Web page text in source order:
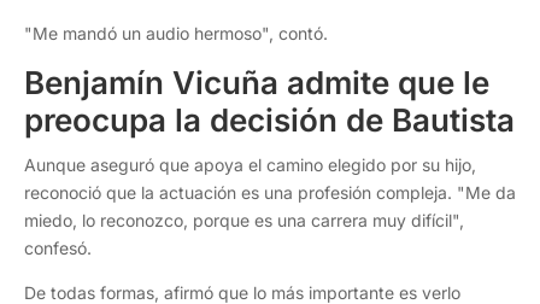
"Me mandó un audio hermoso", contó.
Benjamín Vicuña admite que le
preocupa la decisión de Bautista
Aunque aseguró que apoya el camino elegido por su hijo,
reconoció que la actuación es una profesión compleja. "Me da
miedo, lo reconozco, porque es una carrera muy difícil",
confesó.
De todas formas, afirmó que lo más importante es verlo